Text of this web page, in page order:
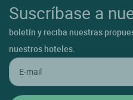
Suscríbase a
boletín y reciba nuestras
nuestros hoteles.